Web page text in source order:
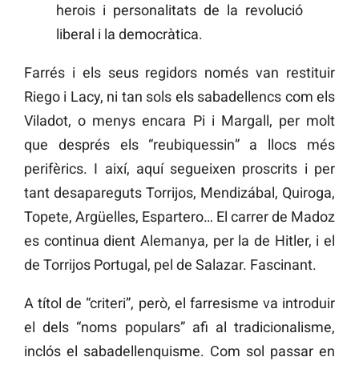
herois i personalitats de la revolució
liberal i la democràtica.
Farrés i els seus regidors només van restituir
Riego i Lacy, ni tan sols els sabadellencs com els
Viladot, o menys encara Pi i Margall, per molt
que després els “reubiquessin” a llocs més
perifèrics. I així, aquí segueixen proscrits i per
tant desapareguts Torrijos, Mendizábal, Quiroga,
Topete, Argüelles, Espartero… El carrer de Madoz
es continua dient Alemanya, per la de Hitler, i el
de Torrijos Portugal, pel de Salazar. Fascinant.
A títol de “criteri”, però, el farresisme va introduir
el dels “noms populars” afi al tradicionalisme,
inclós el sabadellenquisme. Com sol passar en